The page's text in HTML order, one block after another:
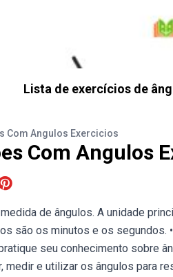
Lista de exercícios de
Com Angulos Exercicios
Com Angulos
de ângulos. A unidade
são os minutos e os segundos.
seu conhecimento sobre
medir e utilizar os ângulos para